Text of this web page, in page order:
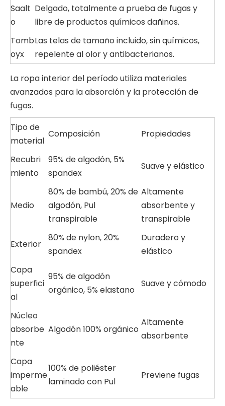
Saalt
o
Delgado, totalmente a prueba de fugas y
libre de productos químicos dañinos.
Tomb
oyx
Las telas de tamaño incluido, sin químicos,
repelente al olor y antibacterianos.
La ropa interior del período utiliza materiales
avanzados para la absorción y la protección de
fugas.
Tipo de
material
Composición Propiedades
Recubri
miento
95% de algodón, 5%
spandex
Suave y elástico
Medio
80% de bambú, 20% de
algodón, Pul
transpirable
Altamente
absorbente y
transpirable
Exterior
80% de nylon, 20%
spandex
Duradero y
elástico
Capa
superfici
al
95% de algodón
orgánico, 5% elastano
Suave y cómodo
Núcleo
absorbe
nte
Algodón 100% orgánico
Altamente
absorbente
Capa
imperme
able
100% de poliéster
laminado con Pul
Previene fugas